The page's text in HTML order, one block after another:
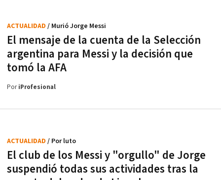
El mensaje de la cuenta de la Selección
argentina para Messi y la decisión que
tomó la AFA
ACTUALIDAD / Murió Jorge Messi
PoriProfesional
El club de los Messi y "orgullo" de Jorge
suspendió todas sus actividades tras la
ACTUALIDAD / Por luto